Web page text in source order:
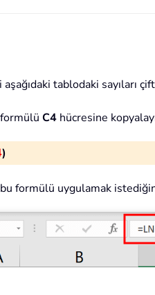
aşağıdaki tablodaki sayıları
C4 hücresine
)
formülü uygulamak